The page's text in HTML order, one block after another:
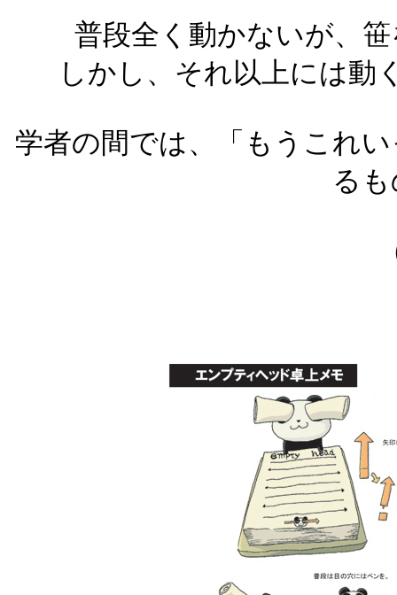
普段全く動かないが、
しかし、それ以上には動
学者の間では、「もうこれ
る